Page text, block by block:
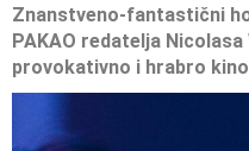
Znanstveno-fantastični
PAKAO redatelja Nicolasa
provokativno i hrabro